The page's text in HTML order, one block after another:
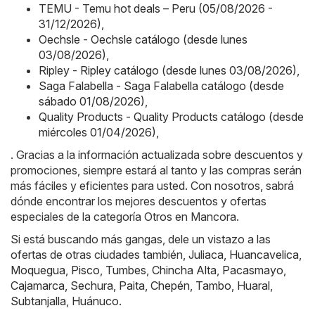
TEMU - Temu hot deals – Peru (05/08/2026 -
31/12/2026)
Oechsle - Oechsle catálogo (desde lunes
03/08/2026)
Ripley - Ripley catálogo (desde lunes 03/08/2026)
Saga Falabella - Saga Falabella catálogo (desde
sábado 01/08/2026)
Quality Products - Quality Products catálogo (desde
miércoles 01/04/2026)
. Gracias a la información actualizada sobre descuentos y
promociones, siempre estará al tanto y las compras serán
más fáciles y eficientes para usted. Con nosotros, sabrá
dónde encontrar los mejores descuentos y ofertas
especiales de la categoría Otros en Mancora.
Si está buscando más gangas, dele un vistazo a las
ofertas de otras ciudades también, Juliaca Huancavelica
Moquegua Pisco Tumbes Chincha Alta Pacasmayo
Cajamarca Sechura Paita Chepén Tambo Huaral
Subtanjalla Huánuco.